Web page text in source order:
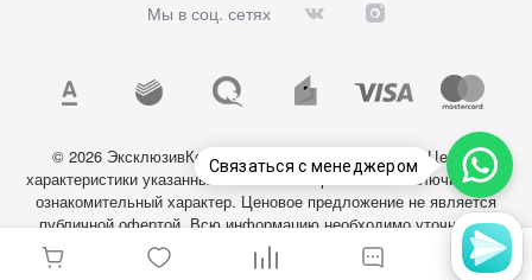
Мы в соц. сетях
© 2026 ЭксклюзивКосметик, Все права защищены. Цены и
характеристики указанных на сайте товаров носят исключительно
ознакомительный характер. Ценовое предложение не является
публичной офертой. Всю информацию необходимо уточнять у
администратора магазина.
Связаться с менеджером